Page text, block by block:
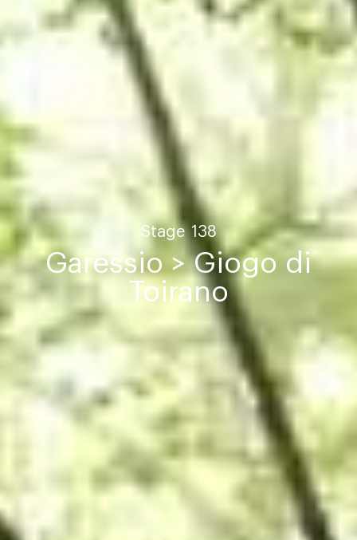
Stage 138
Garessio > Giogo di
Toirano